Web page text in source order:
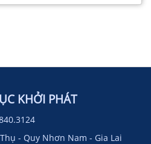
KHỞI PHÁT
- Quy Nhơn Nam - Gia Lai